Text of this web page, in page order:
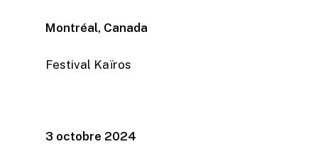
Montréal, Canada
Festival Kaïros
3 octobre 2024